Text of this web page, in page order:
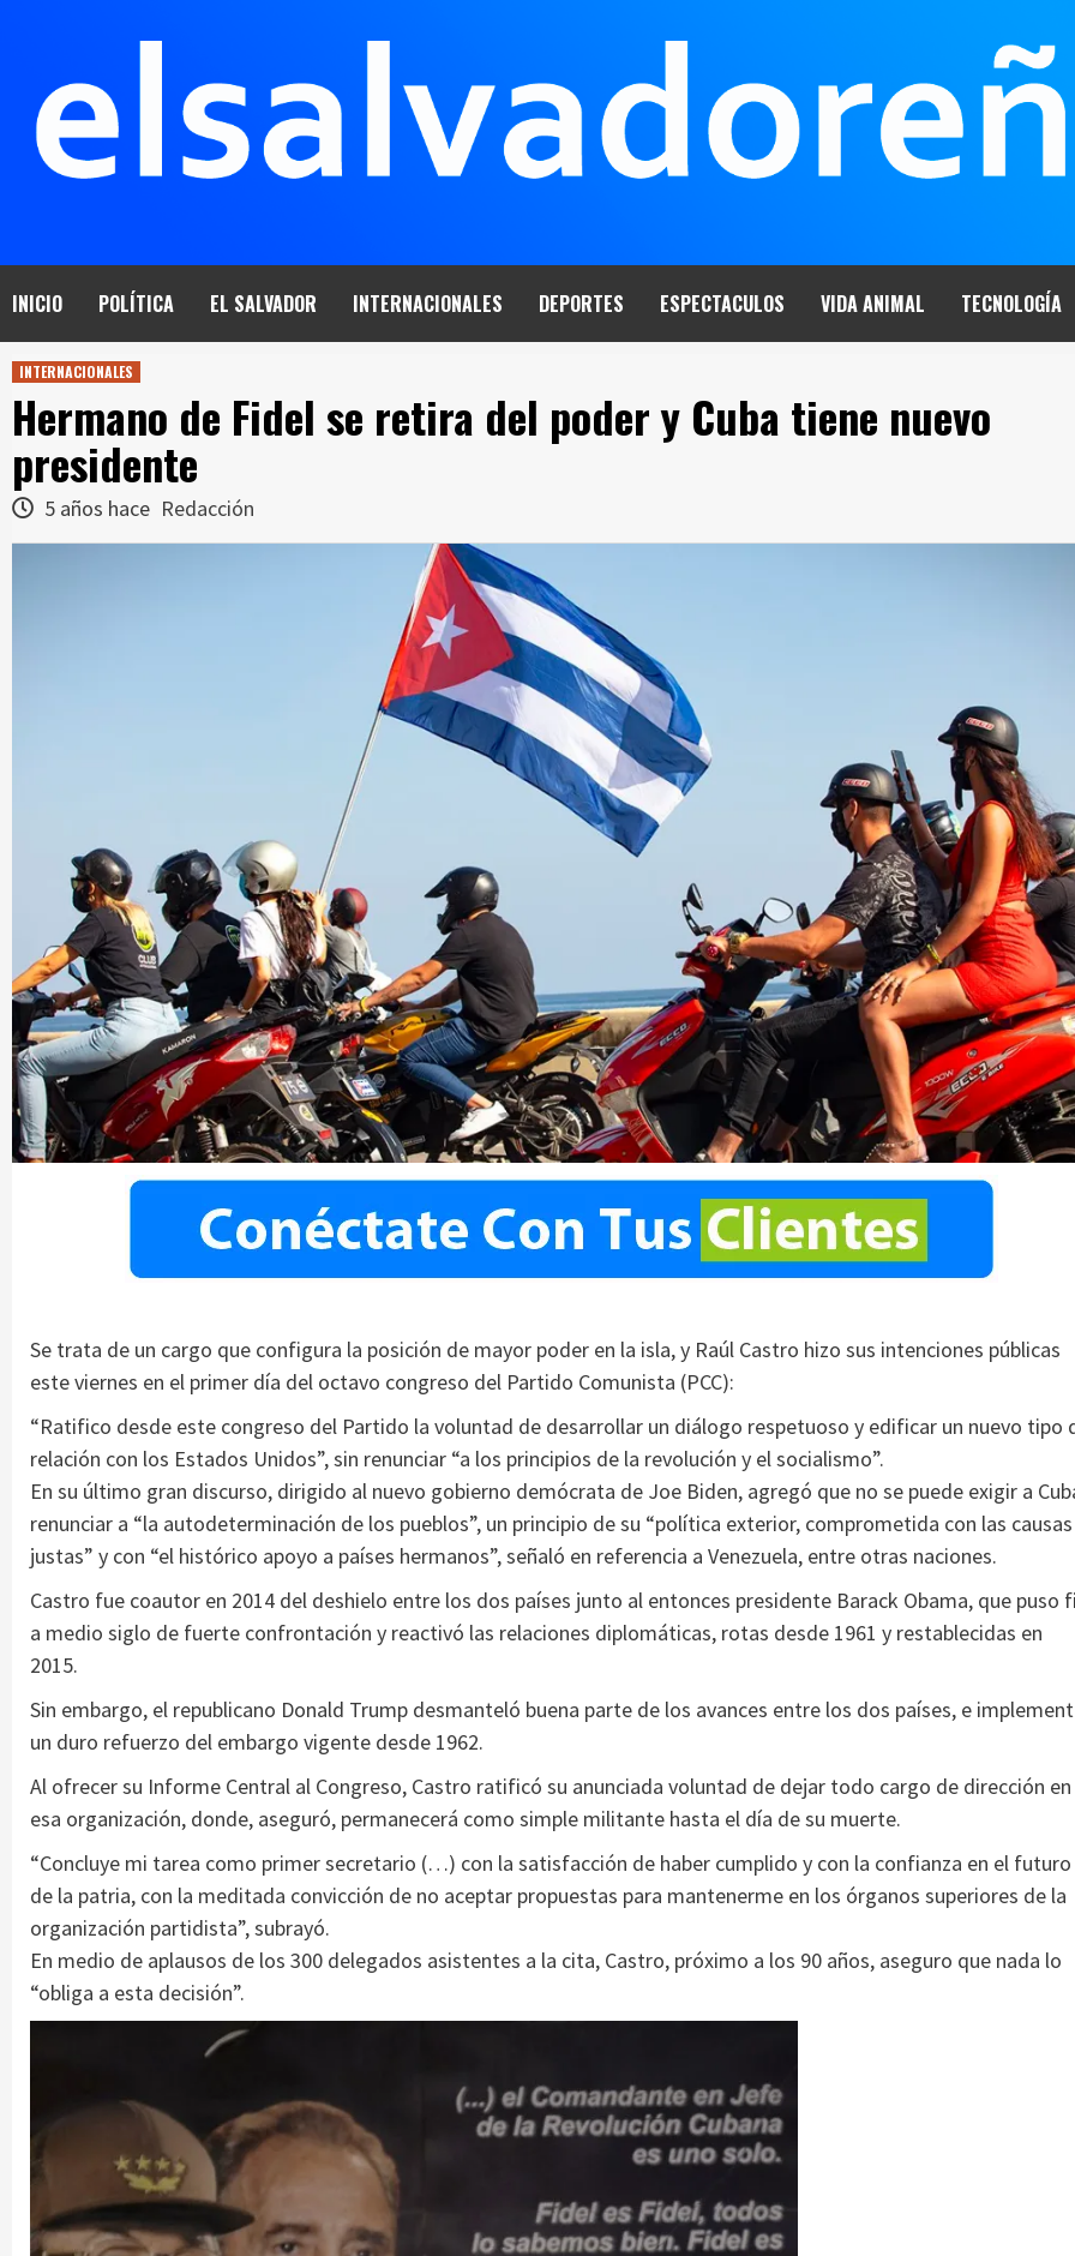
INICIO POLÍTICA EL SALVADOR INTERNACIONALES DEPORTES ESPECTACULOS VIDA ANIMAL TECNOLOGÍA
INTERNACIONALES
Hermano de Fidel se retira del poder y Cuba tiene nuevo
presidente
5 años hace Redacción
Se trata de un cargo que configura la posición de mayor poder en la isla, y Raúl Castro hizo sus intenciones públicas
este viernes en el primer día del octavo congreso del Partido Comunista (PCC):
“Ratifico desde este congreso del Partido la voluntad de desarrollar un diálogo respetuoso y edificar un nuevo tipo
relación con los Estados Unidos”, sin renunciar “a los principios de la revolución y el socialismo”.
En su último gran discurso, dirigido al nuevo gobierno demócrata de Joe Biden, agregó que no se puede exigir a
renunciar a “la autodeterminación de los pueblos”, un principio de su “política exterior, comprometida con las causas
justas” y con “el histórico apoyo a países hermanos”, señaló en referencia a Venezuela, entre otras naciones.
Castro fue coautor en 2014 del deshielo entre los dos países junto al entonces presidente Barack Obama, que puso
a medio siglo de fuerte confrontación y reactivó las relaciones diplomáticas, rotas desde 1961 y restablecidas en
2015.
Sin embargo, el republicano Donald Trump desmanteló buena parte de los avances entre los dos países, e
un duro refuerzo del embargo vigente desde 1962.
Al ofrecer su Informe Central al Congreso, Castro ratificó su anunciada voluntad de dejar todo cargo de dirección en
esa organización, donde, aseguró, permanecerá como simple militante hasta el día de su muerte.
“Concluye mi tarea como primer secretario (…) con la satisfacción de haber cumplido y con la confianza en el futuro
de la patria, con la meditada convicción de no aceptar propuestas para mantenerme en los órganos superiores de la
organización partidista”, subrayó.
En medio de aplausos de los 300 delegados asistentes a la cita, Castro, próximo a los 90 años, aseguro que nada lo
“obliga a esta decisión”.